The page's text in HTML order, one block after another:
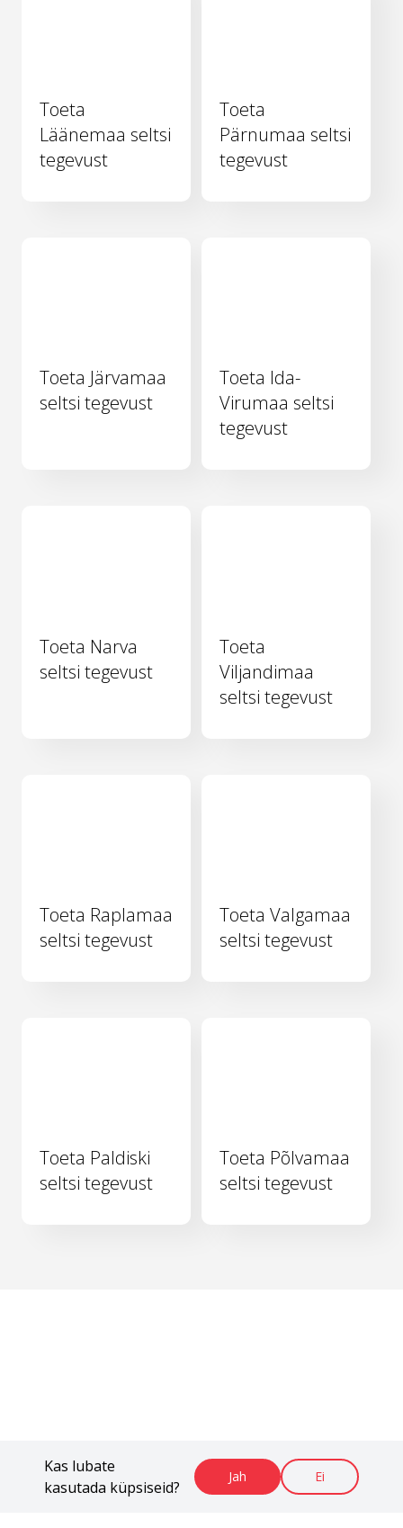
Kas lubate
kasutada küpsiseid?
Jah Ei
Toeta
Läänemaa seltsi
tegevust
Toeta
Pärnumaa seltsi
tegevust
Toeta Järvamaa
seltsi tegevust
Toeta Ida-
Virumaa seltsi
tegevust
Toeta Narva
seltsi tegevust
Toeta
Viljandimaa
seltsi tegevust
Toeta Raplamaa
seltsi tegevust
Toeta Valgamaa
seltsi tegevust
Toeta Paldiski
seltsi tegevust
Toeta Põlvamaa
seltsi tegevust